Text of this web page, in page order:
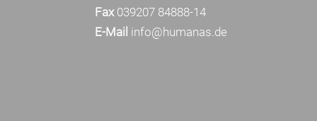
Fax039207 84888-14
E-Mail info@humanas.de